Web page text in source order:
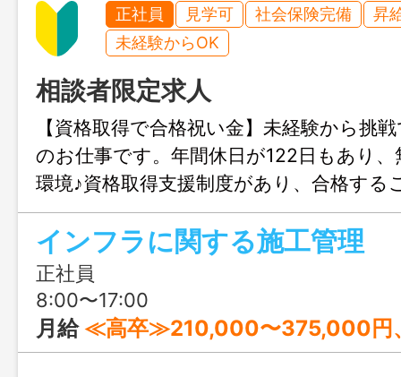
正社員 見学可 社会保険完備
昇
未経験からOK
相談者限定求人
【資格取得で合格祝い金】未経験から挑
のお仕事です。年間休日が122日もあり
環境♪資格取得支援制度があり、合格する
資格手当がもらえます！知識を身につけ
設計を描いてみませんか？
インフラに関する施工管理
正社員
8:00〜17:00
月給≪高卒≫210,000〜375,000円、≪大卒≫230,000〜470,000円（